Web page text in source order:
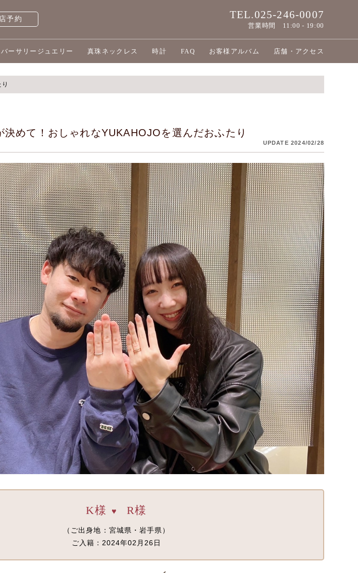
予約 TEL.025-246-0007
営業時間 11:00 - 19:00
バーサリージュエリー 真珠ネックレス 時計 FAQ お客様アルバム 店舗・アクセス
決めて！おしゃれなYUKAHOJOを選んだおふたり
UPDATE 2024/02/28
K様 ♥ R様
（ご出身地：宮城県・岩手県）
ご入籍：2024年02月26日